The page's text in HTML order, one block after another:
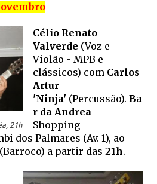
21h
Célio Renato
Valverde (Voz e
Violão - MPB e
clássicos) com Carlos
Artur
'Ninja' (Percussão). Ba
r da Andrea -
Shopping
dos Palmares (Av. 1), ao
a partir das 21h.